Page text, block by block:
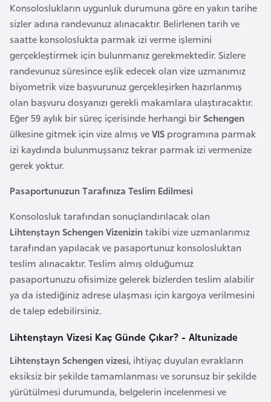
Konsoloslukların uygunluk durumuna göre en yakın tarihe
sizler adına randevunuz alınacaktır. Belirlenen tarih ve
saatte konsoloslukta parmak izi verme işlemini
gerçekleştirmek için bulunmanız gerekmektedir. Sizlere
randevunuz süresince eşlik edecek olan vize uzmanımız
biyometrik vize başvurunuz gerçekleşirken hazırlanmış
olan başvuru dosyanızı gerekli makamlara ulaştıracaktır.
Eğer 59 aylık bir süreç içerisinde herhangi birSchengen
ülkesine gitmek için vize almış veVIS programına parmak
izi kaydında bulunmuşsanız tekrar parmak izi vermenize
gerek yoktur.
Pasaportunuzun Tarafınıza Teslim Edilmesi
Konsolosluk tarafından sonuçlandırılacak olan
Lihtenştayn Schengen Vizenizintakibi vize uzmanlarımız
tarafından yapılacak ve pasaportunuz konsolosluktan
teslim alınacaktır. Teslim almış olduğumuz
pasaportunuzu ofisimize gelerek bizlerden teslim alabilir
ya da istediğiniz adrese ulaşması için kargoya verilmesini
de talep edebilirsiniz.
Lihtenştayn Vizesi Kaç Günde Çıkar? - Altunizade
Lihtenştayn Schengen vizesi, ihtiyaç duyulan evrakların
eksiksiz bir şekilde tamamlanması ve sorunsuz bir şekilde
yürütülmesi durumunda, belgelerin incelenmesi ve
C
i
b
u
t
i
i
D
a
n
i
m
a
r
k
D
e
m